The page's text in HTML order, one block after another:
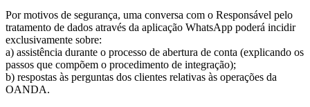
Por motivos de segurança, uma conversa com o Responsável pelo
tratamento de dados através da aplicação WhatsApp poderá incidir
exclusivamente sobre:
a) assistência durante o processo de abertura de conta (explicando os
passos que compõem o procedimento de integração);
b) respostas às perguntas dos clientes relativas às operações da
OANDA.